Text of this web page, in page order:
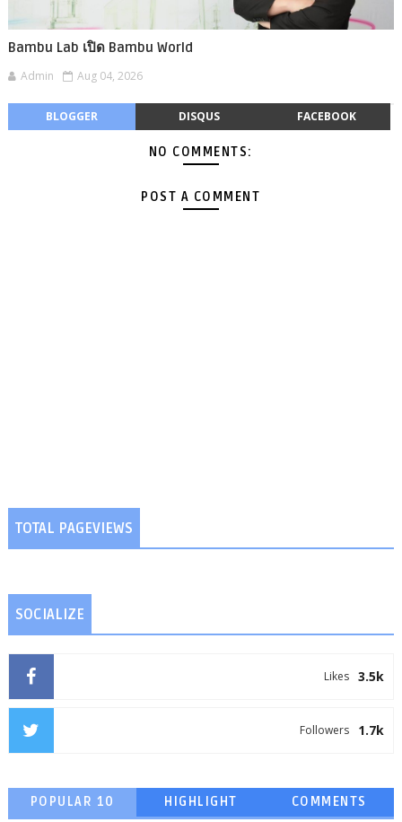
Bambu Lab เปิด Bambu World
Admin Aug 04, 2026
BLOGGER DISQUS FACEBOOK
NO COMMENTS:
POST A COMMENT
TOTAL PAGEVIEWS
SOCIALIZE
3.5k
Likes
1.7k
Followers
POPULAR 10 HIGHLIGHT COMMENTS